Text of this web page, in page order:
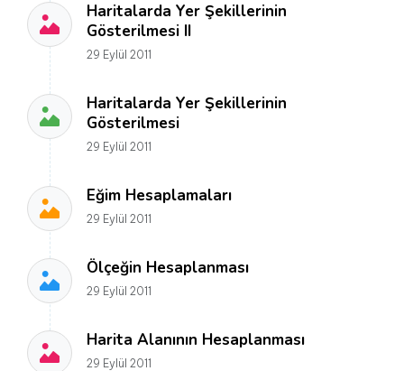
Haritalarda Yer Şekillerinin
Gösterilmesi II
29 Eylül 2011
Haritalarda Yer Şekillerinin
Gösterilmesi
29 Eylül 2011
Eğim Hesaplamaları
29 Eylül 2011
Ölçeğin Hesaplanması
29 Eylül 2011
Harita Alanının Hesaplanması
29 Eylül 2011